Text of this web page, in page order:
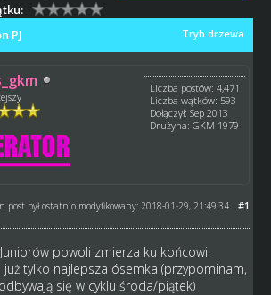
Tryb drzewa
PJ
Liczba postów: 4,471
Liczba wątków: 593
Dołączył: Sep 2013
Drużyna: GKM 1979
#1
post był ostatnio modyfikowany: 2018-01-29, 21:49:34
powoli zmierza ku końcowi.
już tylko najlepsza ósemka (przypominam,
się w cyklu środa/piątek)